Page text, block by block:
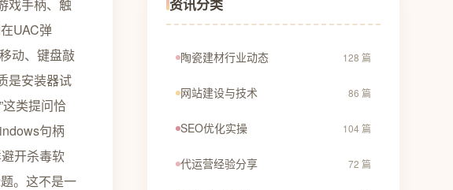
资讯分类
陶瓷建材行业动态 128 篇
网站建设与技术 86 篇
SEO优化实操 104 篇
代运营经验分享 72 篇